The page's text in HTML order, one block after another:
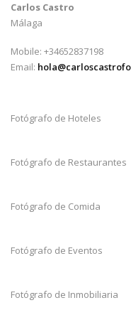
Carlos Castro
Málaga
Mobile: +34652837198
Email:
Fotógrafo de Hoteles
Fotógrafo de Restaurantes
Fotógrafo de Comida
Fotógrafo de Eventos
Fotógrafo de Inmobiliaria